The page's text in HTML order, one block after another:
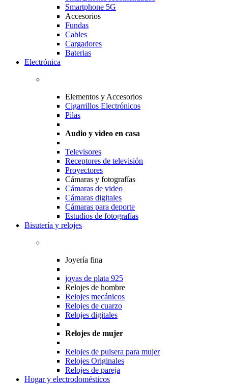
Smartphone 5G
Accesorios
Fundas
Cables
Cargadores
Baterias
Electrónica
Elementos y Accesorios
Cigarrillos Electrónicos
Pilas
Audio y video en casa
Televisores
Receptores de televisión
Proyectores
Cámaras y fotografías
Cámaras de video
Cámaras digitales
Cámaras para deporte
Estudios de fotografías
Bisutería y relojes
Joyería fina
joyas de plata 925
Relojes de hombre
Relojes mecánicos
Relojes de cuarzo
Relojes digitales
Relojes de mujer
Relojes de pulsera para mujer
Relojes Originales
Relojes de pareja
Hogar y electrodomésticos